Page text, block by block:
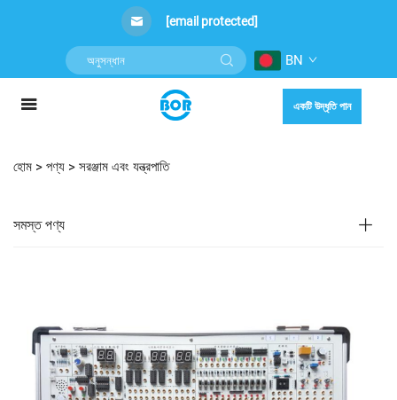
[email protected]
BN
একটি উদ্ধৃতি পান
হোম > পণ্য > সরঞ্জাম এবং যন্ত্রপাতি
সমস্ত পণ্য